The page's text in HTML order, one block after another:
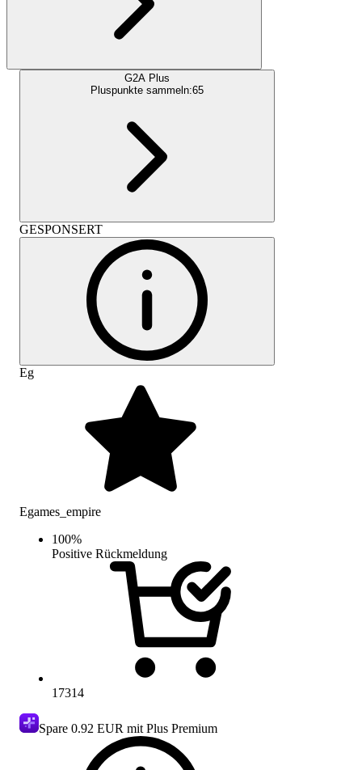
G2A Plus
Pluspunkte sammeln:65
GESPONSERT
Eg
Egames_empire
100%
Positive Rückmeldung
17314
Spare 0.92 EUR mit Plus Premium